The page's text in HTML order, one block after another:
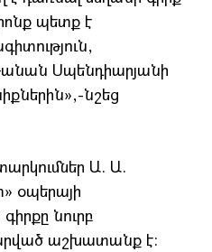
պետք է
Սպենդիարյանի
նշեց
Ա. Ա.
օպերայի
նուրբ
աշխատանք է: